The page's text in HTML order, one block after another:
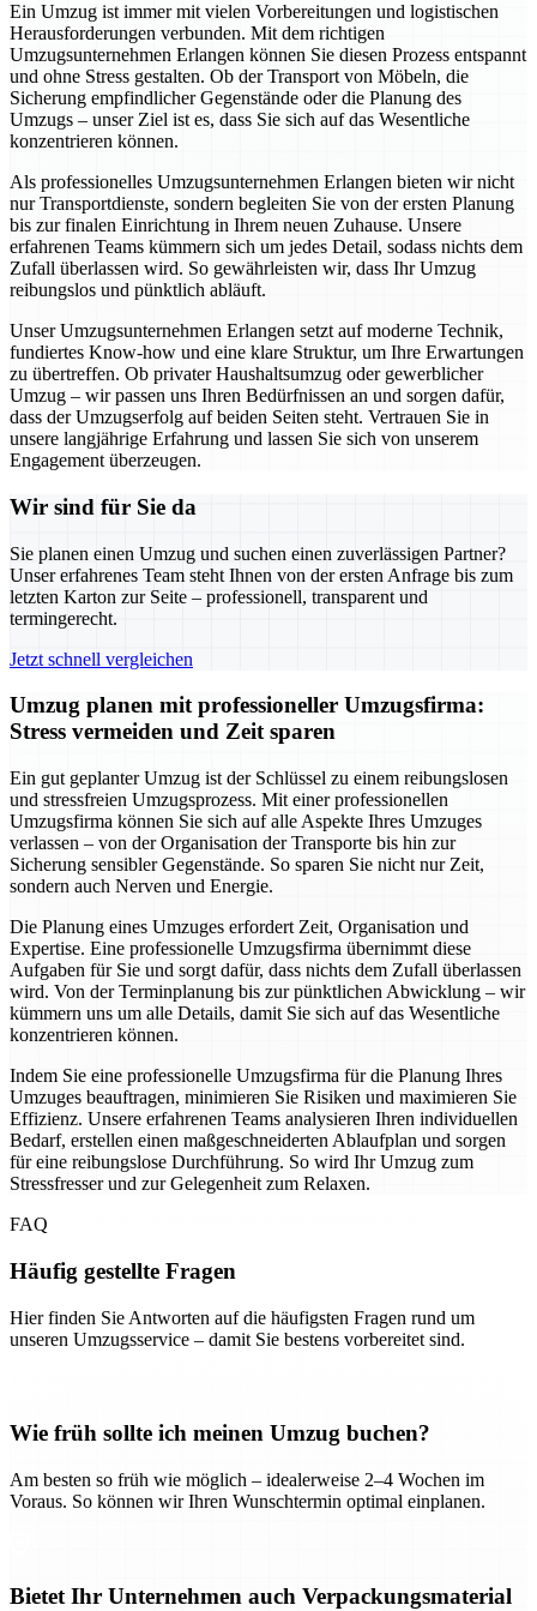
Ein Umzug ist immer mit vielen Vorbereitungen und logistischen
Herausforderungen verbunden. Mit dem richtigen
Umzugsunternehmen Erlangen können Sie diesen Prozess entspannt
und ohne Stress gestalten. Ob der Transport von Möbeln, die
Sicherung empfindlicher Gegenstände oder die Planung des
Umzugs – unser Ziel ist es, dass Sie sich auf das Wesentliche
konzentrieren können.
Als professionelles Umzugsunternehmen Erlangen bieten wir nicht
nur Transportdienste, sondern begleiten Sie von der ersten Planung
bis zur finalen Einrichtung in Ihrem neuen Zuhause. Unsere
erfahrenen Teams kümmern sich um jedes Detail, sodass nichts dem
Zufall überlassen wird. So gewährleisten wir, dass Ihr Umzug
reibungslos und pünktlich abläuft.
Unser Umzugsunternehmen Erlangen setzt auf moderne Technik,
fundiertes Know-how und eine klare Struktur, um Ihre Erwartungen
zu übertreffen. Ob privater Haushaltsumzug oder gewerblicher
Umzug – wir passen uns Ihren Bedürfnissen an und sorgen dafür,
dass der Umzugserfolg auf beiden Seiten steht. Vertrauen Sie in
unsere langjährige Erfahrung und lassen Sie sich von unserem
Engagement überzeugen.
Wir sind für Sie da
Sie planen einen Umzug und suchen einen zuverlässigen Partner?
Unser erfahrenes Team steht Ihnen von der ersten Anfrage bis zum
letzten Karton zur Seite – professionell, transparent und
termingerecht.
Jetzt schnell vergleichen
Umzug planen mit professioneller Umzugsfirma:
Stress vermeiden und Zeit sparen
Ein gut geplanter Umzug ist der Schlüssel zu einem reibungslosen
und stressfreien Umzugsprozess. Mit einer professionellen
Umzugsfirma können Sie sich auf alle Aspekte Ihres Umzuges
verlassen – von der Organisation der Transporte bis hin zur
Sicherung sensibler Gegenstände. So sparen Sie nicht nur Zeit,
sondern auch Nerven und Energie.
Die Planung eines Umzuges erfordert Zeit, Organisation und
Expertise. Eine professionelle Umzugsfirma übernimmt diese
Aufgaben für Sie und sorgt dafür, dass nichts dem Zufall überlassen
wird. Von der Terminplanung bis zur pünktlichen Abwicklung – wir
kümmern uns um alle Details, damit Sie sich auf das Wesentliche
konzentrieren können.
Indem Sie eine professionelle Umzugsfirma für die Planung Ihres
Umzuges beauftragen, minimieren Sie Risiken und maximieren Sie
Effizienz. Unsere erfahrenen Teams analysieren Ihren individuellen
Bedarf, erstellen einen maßgeschneiderten Ablaufplan und sorgen
für eine reibungslose Durchführung. So wird Ihr Umzug zum
Stressfresser und zur Gelegenheit zum Relaxen.
FAQ
Häufig gestellte Fragen
Hier finden Sie Antworten auf die häufigsten Fragen rund um
unseren Umzugsservice – damit Sie bestens vorbereitet sind.
Wie früh sollte ich meinen Umzug buchen?
Am besten so früh wie möglich – idealerweise 2–4 Wochen im
Voraus. So können wir Ihren Wunschtermin optimal einplanen.
Bietet Ihr Unternehmen auch Verpackungsmaterial